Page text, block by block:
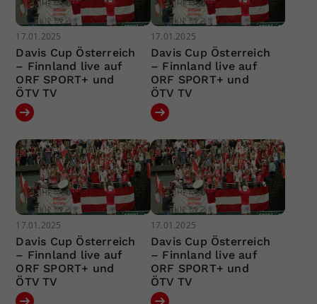
17.01.2025
Davis Cup Österreich
– Finnland live auf
ORF SPORT+ und
ÖTV TV
17.01.2025
Davis Cup Österreich
– Finnland live auf
ORF SPORT+ und
ÖTV TV
17.01.2025
Davis Cup Österreich
– Finnland live auf
ORF SPORT+ und
ÖTV TV
17.01.2025
Davis Cup Österreich
– Finnland live auf
ORF SPORT+ und
ÖTV TV